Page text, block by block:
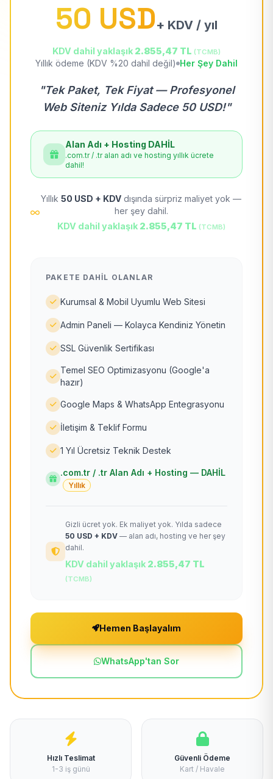
50 USD+ KDV / yıl
KDV dahil yaklaşık 2.855,47 TL (TCMB)
Yıllık ödeme (KDV %20 dahil değil) Her Şey Dahil
"Tek Paket, Tek Fiyat — Profesyonel
Web Siteniz Yılda Sadece 50 USD!"
Alan Adı + Hosting DAHİL
.com.tr / .tr alan adı ve hosting yıllık ücrete
dahil!
Yıllık 50 USD + KDV dışında sürpriz maliyet yok —
her şey dahil.
KDV dahil yaklaşık 2.855,47 TL (TCMB)
PAKETE DAHIL OLANLAR
Kurumsal & Mobil Uyumlu Web Sitesi
Admin Paneli — Kolayca Kendiniz Yönetin
SSL Güvenlik Sertifikası
Temel SEO Optimizasyonu (Google'a
hazır)
Google Maps & WhatsApp Entegrasyonu
İletişim & Teklif Formu
1 Yıl Ücretsiz Teknik Destek
.com.tr / .tr Alan Adı + Hosting — DAHİL
Yıllık
Gizli ücret yok. Ek maliyet yok. Yılda sadece
50 USD + KDV — alan adı, hosting ve her şey
dahil.
KDV dahil yaklaşık 2.855,47 TL
(TCMB)
Hemen Başlayalım
WhatsApp'tan Sor
Hızlı Teslimat
1-3 iş günü
Güvenli Ödeme
Kart / Havale